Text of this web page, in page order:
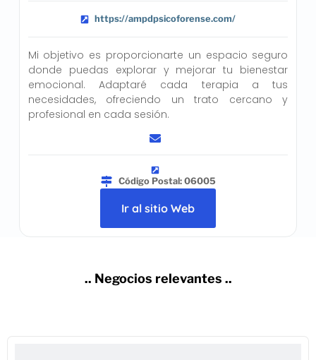
https://ampdpsicoforense.com/
Mi objetivo es proporcionarte un espacio seguro
donde puedas explorar y mejorar tu bienestar
emocional. Adaptaré cada terapia a tus
necesidades, ofreciendo un trato cercano y
profesional en cada sesión.
Código Postal: 06005
Ir al sitio Web
.. Negocios relevantes ..